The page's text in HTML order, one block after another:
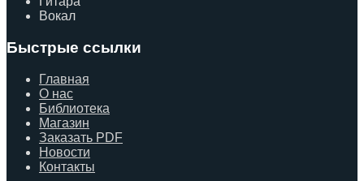
Вокал
Быстрые ссылки
Главная
О нас
Библиотека
Магазин
Заказать PDF
Новости
Контакты